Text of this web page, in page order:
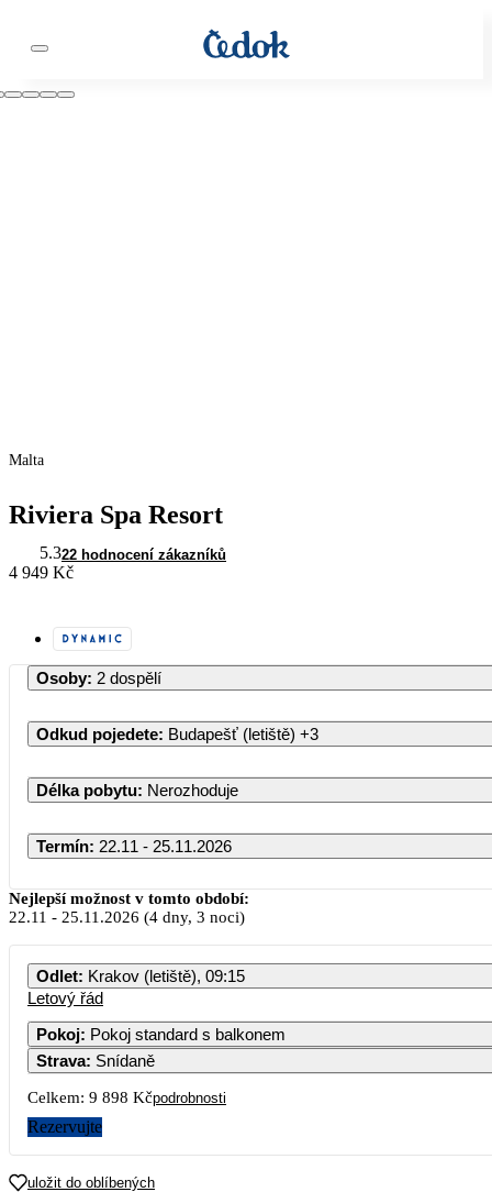
Malta
Riviera Spa Resort
5.322 hodnocení zákazníků
4 949 Kč
Osoby: 2 dospělí
Odkud pojedete: Budapešť (letiště) +3
Délka pobytu: Nerozhoduje
Termín: 22.11 - 25.11.2026
Nejlepší možnost v tomto období:
22.11 - 25.11.2026 (4 dny, 3 noci)
Odlet: Krakov (letiště), 09:15
Letový řád
Pokoj:
Pokoj standard s balkonem
Strava: Snídaně
Celkem: 9 898 Kčpodrobnosti
Rezervujte
uložit do oblíbených